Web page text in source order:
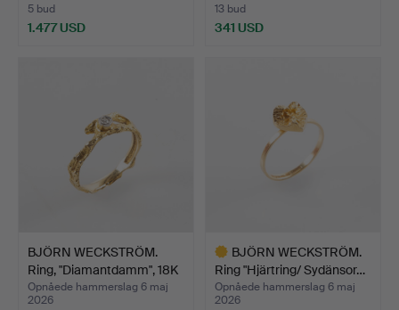
5 bud
1.477 USD
13 bud
341 USD
BJÖRN WECKSTRÖM.
Ring, "Diamantdamm", 18K
…
Opnåede hammerslag 6 maj
2026
BJÖRN WECKSTRÖM.
Ring "Hjärtring/ Sydänsor…
Opnåede hammerslag 6 maj
2026